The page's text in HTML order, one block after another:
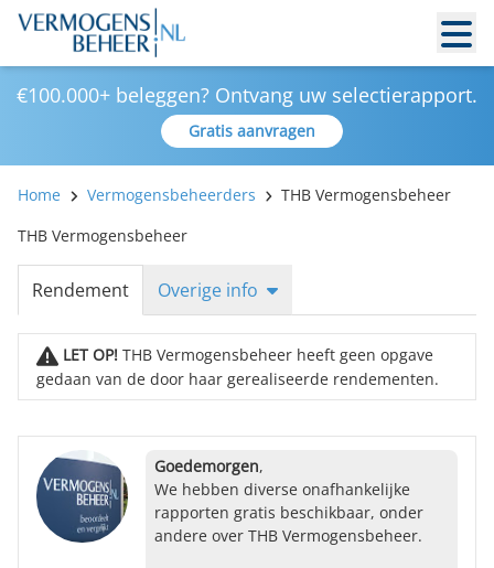
€100.000+ beleggen? Ontvang uw selectierapport.
Gratis aanvragen
Home Vermogensbeheerders
THB Vermogensbeheer
THB Vermogensbeheer
Rendement Overige info
LET OP! THB Vermogensbeheer heeft geen opgave
gedaan van de door haar gerealiseerde rendementen.
Goedemorgen,
We hebben diverse onafhankelijke
rapporten gratis beschikbaar, onder
andere over THB Vermogensbeheer.